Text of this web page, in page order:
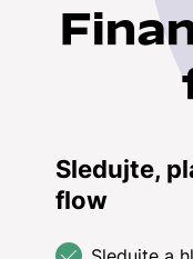
Sledujte,
flow